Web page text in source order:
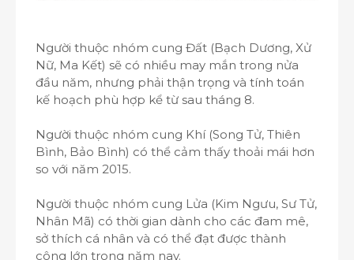
Người thuộc nhóm cung Đất (Bạch Dương, Xử
Nữ, Ma Kết) sẽ có nhiều may mắn trong nửa
đầu năm, nhưng phải thận trọng và tính toán
kế hoạch phù hợp kể từ sau tháng 8.
Người thuộc nhóm cung Khí (Song Tử, Thiên
Bình, Bảo Bình) có thể cảm thấy thoải mái hơn
so với năm 2015.
Người thuộc nhóm cung Lửa (Kim Ngưu, Sư Tử,
Nhân Mã) có thời gian dành cho các đam mê,
sở thích cá nhân và có thể đạt được thành
công lớn trong năm nay.